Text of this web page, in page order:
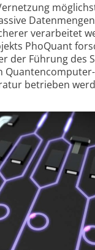
verarbeitet
PhoQuant
der Führung des
betrieben